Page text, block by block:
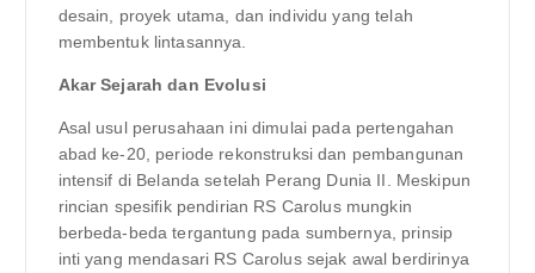
desain, proyek utama, dan individu yang telah
membentuk lintasannya.
Akar Sejarah dan Evolusi
Asal usul perusahaan ini dimulai pada pertengahan
abad ke-20, periode rekonstruksi dan pembangunan
intensif di Belanda setelah Perang Dunia II. Meskipun
rincian spesifik pendirian RS Carolus mungkin
berbeda-beda tergantung pada sumbernya, prinsip
inti yang mendasari RS Carolus sejak awal berdirinya